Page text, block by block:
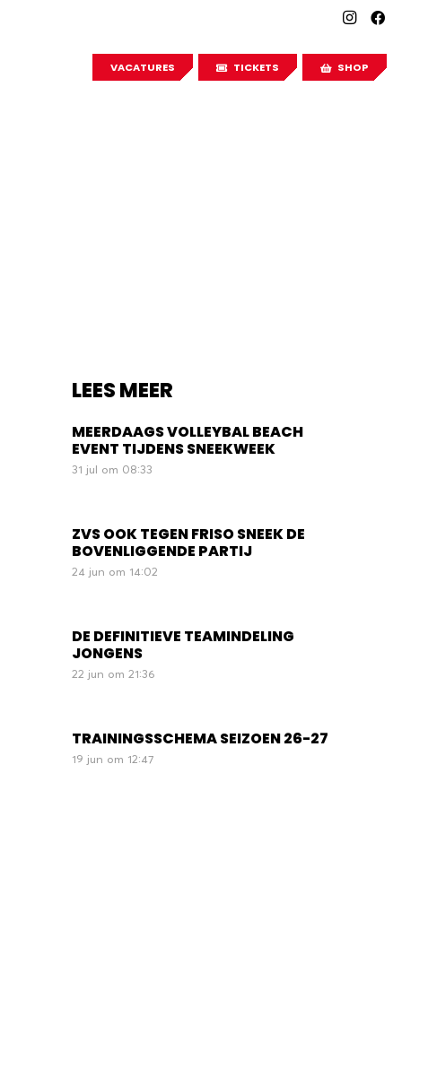
VACATURES TICKETS SHOP
LEES MEER
MEERDAAGS VOLLEYBAL BEACH
EVENT TIJDENS SNEEKWEEK
31 jul om 08:33
ZVS OOK TEGEN FRISO SNEEK DE
BOVENLIGGENDE PARTIJ
24 jun om 14:02
DE DEFINITIEVE TEAMINDELING
JONGENS
22 jun om 21:36
TRAININGSSCHEMA SEIZOEN 26-27
19 jun om 12:47